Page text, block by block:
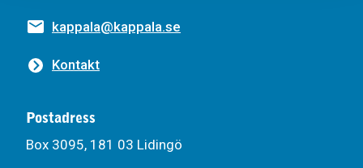
kappala@kappala.se
Kontakt
Postadress
Box 3095, 181 03 Lidingö